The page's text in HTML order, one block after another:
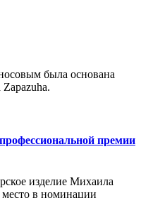
была основана
премии
изделие Михаила
в номинации